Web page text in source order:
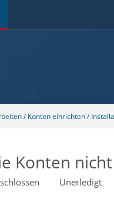
/ Konten einrichten /
Konten
Unerledigt